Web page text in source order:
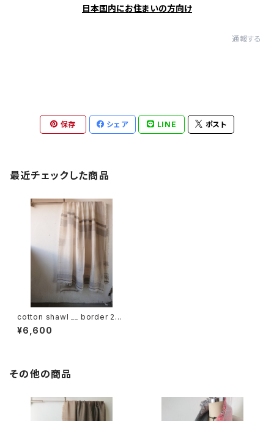
日本国内にお住まいの方向け
通報する
保存 シェア LINE ポスト
最近チェックした商品
cotton shawl __ border 220
鳴砂w
¥6,600
その他の商品